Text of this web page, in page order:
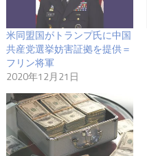
米同盟国がトランプ氏に中国
共産党選挙妨害証拠を提供＝
フリン将軍
2020年12月21日